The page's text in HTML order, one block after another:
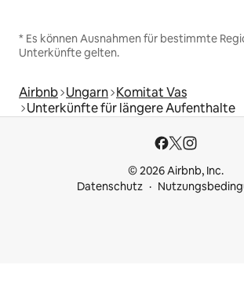
* Es können Ausnahmen für bestimmte
Unterkünfte gelten.
Airbnb Ungarn Komitat Vas
Unterkünfte für längere Aufenthalte
© 2026 Airbnb, Inc.
Datenschutz